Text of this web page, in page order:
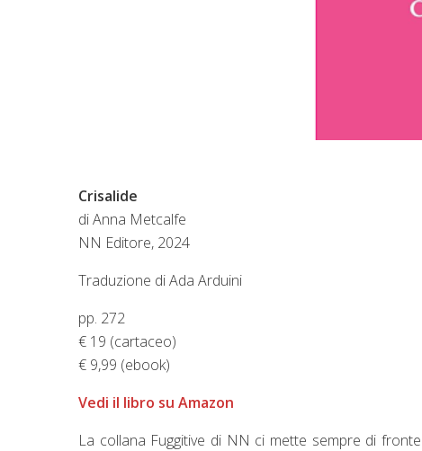
Crisalide
di Anna Metcalfe
NN Editore, 2024
Traduzione di Ada Arduini
pp. 272
€ 19 (cartaceo)
€ 9,99 (ebook)
Vedi il libro su Amazon
La collana Fuggitive di NN ci mette sempre di